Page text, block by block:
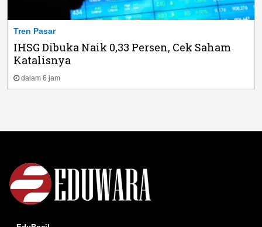
Tren Pasar
IHSG Dibuka Naik 0,33 Persen, Cek Saham
Katalisnya
dalam 6 jam